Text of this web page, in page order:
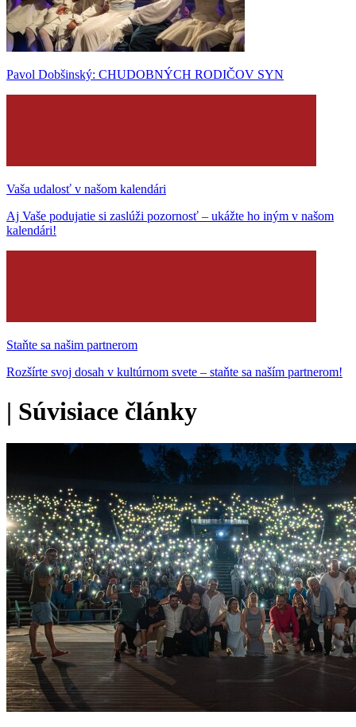
Pavol Dobšinský: CHUDOBNÝCH RODIČOV SYN
Vaša udalosť v našom kalendári
Aj Vaše podujatie si zaslúži pozornosť – ukážte ho iným v našom
kalendári!
Staňte sa našim partnerom
Rozšírte svoj dosah v kultúrnom svete – staňte sa naším partnerom!
| Súvisiace články